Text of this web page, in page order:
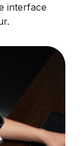
interface